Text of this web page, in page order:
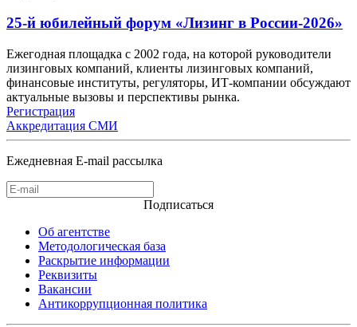
25-й юбилейный форум «Лизинг в России-2026»
Ежегодная площадка с 2002 года, на которой руководители
лизинговых компаний, клиенты лизинговых компаний,
финансовые институты, регуляторы, ИТ-компании обсуждают
актуальные вызовы и перспективы рынка.
Регистрация
Аккредитация СМИ
Ежедневная E-mail рассылка
Подписаться
Об агентстве
Методологическая база
Раскрытие информации
Реквизиты
Вакансии
Антикоррупционная политика